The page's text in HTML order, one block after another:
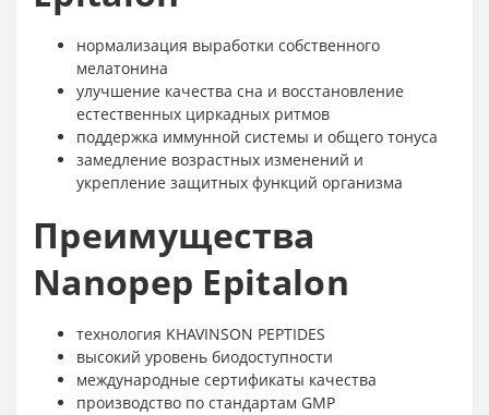
нормализация выработки собственного
мелатонина
улучшение качества сна и восстановление
естественных циркадных ритмов
поддержка иммунной системы и общего тонуса
замедление возрастных изменений и
укрепление защитных функций организма
Преимущества
Nanopep Epitalon
технология KHAVINSON PEPTIDES
высокий уровень биодоступности
международные сертификаты качества
производство по стандартам GMP